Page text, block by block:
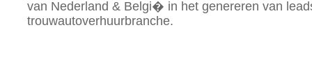
van Nederland & Belgi� in het genereren van
trouwautoverhuurbranche.